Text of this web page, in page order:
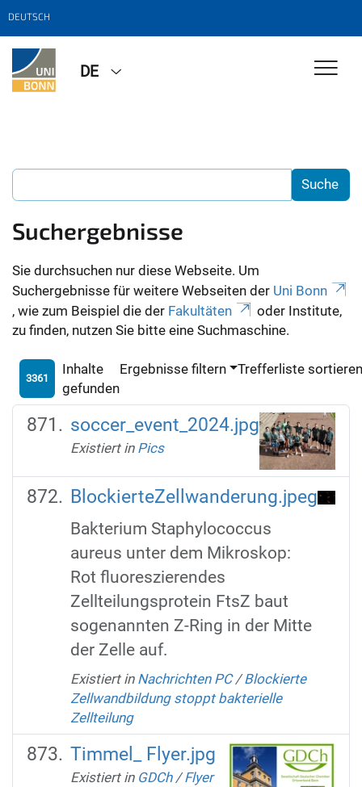
DEUTSCH
DE
Suchergebnisse
Sie durchsuchen nur diese Webseite. Um
Suchergebnisse für weitere Webseiten der Uni Bonn
, wie zum Beispiel die der Fakultäten
oder Institute,
zu finden, nutzen Sie bitte eine Suchmaschine.
3361
Inhalte
gefunden
Ergebnisse filtern Trefferliste
soccer_event_2024.jpg
Existiert in Pics
BlockierteZellwanderung.jpeg
Bakterium Staphylococcus
aureus unter dem Mikroskop:
Rot fluoreszierendes
Zellteilungsprotein FtsZ baut
sogenannten Z-Ring in der Mitte
der Zelle auf.
Existiert in Nachrichten PC /Blockierte
Zellwandbildung stoppt bakterielle
Zellteilung
Timmel_ Flyer.jpg
Existiert in GDCh /Flyer